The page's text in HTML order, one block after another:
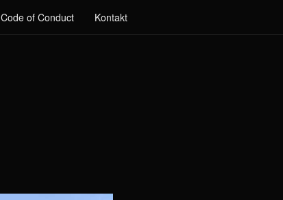
Code of Conduct Kontakt